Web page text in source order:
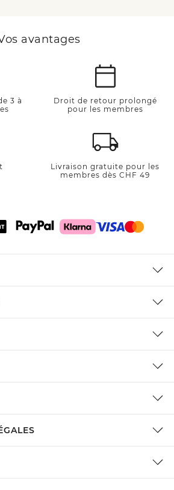
avantages
3 à
Droit de retour prolongé
pour les membres
Livraison gratuite pour les
membres dès CHF 49